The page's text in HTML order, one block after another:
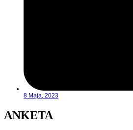
8 Maja, 2023
ANKETA